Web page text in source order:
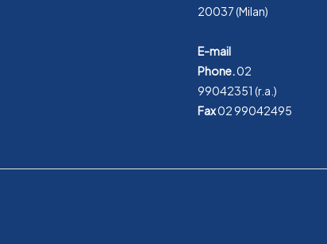
20037 (Milan)
E-mail
Phone.02
99042351 (r.a.)
Fax02 99042495